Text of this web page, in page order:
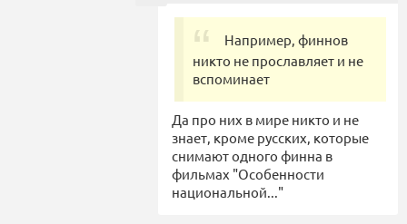
Например, финнов
никто не прославляет и не
вспоминает
Да про них в мире никто и не
знает, кроме русских, которые
снимают одного финна в
фильмах "Особенности
национальной..."